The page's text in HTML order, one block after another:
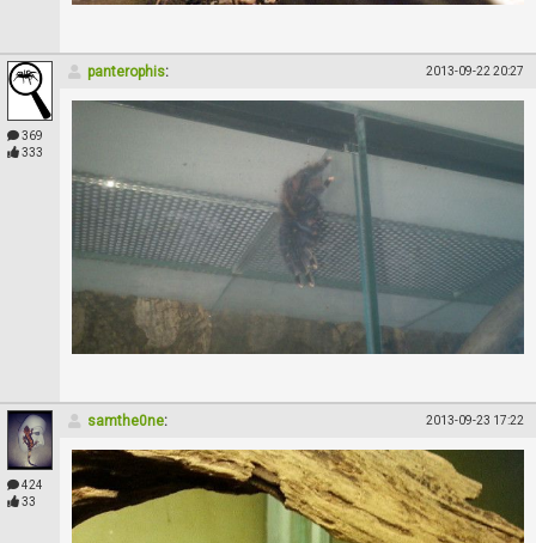
369
333
panterophis: 2013-09-22 20:27
424
33
samthe0ne: 2013-09-23 17:22